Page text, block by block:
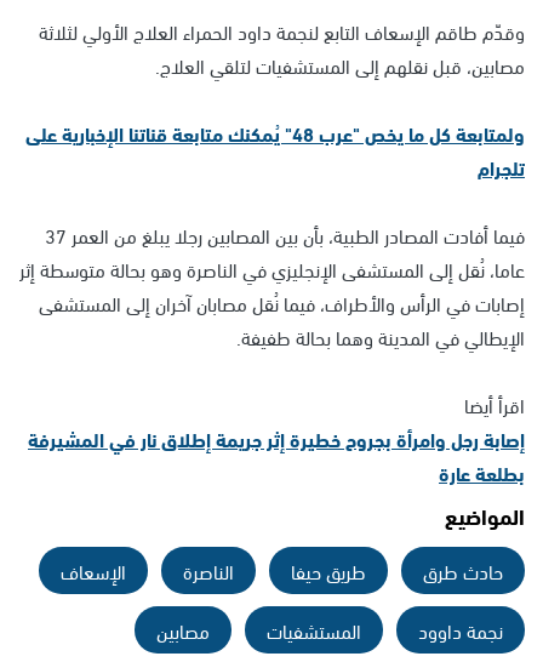
وقدّم طاقم الإسعاف التابع لنجمة داود الحمراء العلاج الأولي لثلاثة
مصابين، قبل نقلهم إلى المستشفيات لتلقي العلاج.
ولمتابعة كل ما يخص "عرب 48" يُمكنك متابعة قناتنا الإخبارية على
تلجرام
فيما أفادت المصادر الطبية، بأن بين المصابين رجلا يبلغ من العمر 37
عاما، نُقل إلى المستشفى الإنجليزي في الناصرة وهو بحالة متوسطة إثر
إصابات في الرأس والأطراف، فيما نُقل مصابان آخران إلى المستشفى
الإيطالي في المدينة وهما بحالة طفيفة.
اقرأ أيضا
إصابة رجل وامرأة بجروح خطيرة إثر جريمة إطلاق نار في المشيرفة
بطلعة عارة
المواضيع
حادث طرق طريق حيفا الناصرة
الإسعاف
نجمة داوود
المستشفيات مصابين